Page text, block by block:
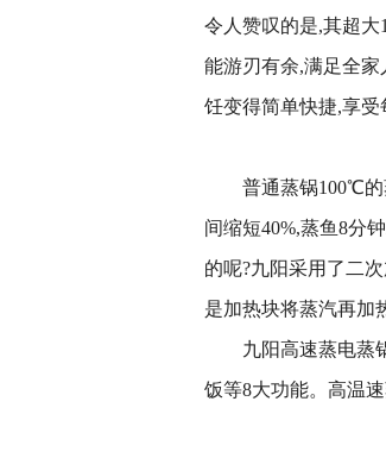
令人赞叹的是,其超
能游刃有余,满足全
饪变得简单快捷,享受
普通蒸锅100℃
间缩短40%,蒸鱼8分
的呢?九阳采用了二
是加热块将蒸汽再加
九阳高速蒸电蒸
饭等8大功能。高温